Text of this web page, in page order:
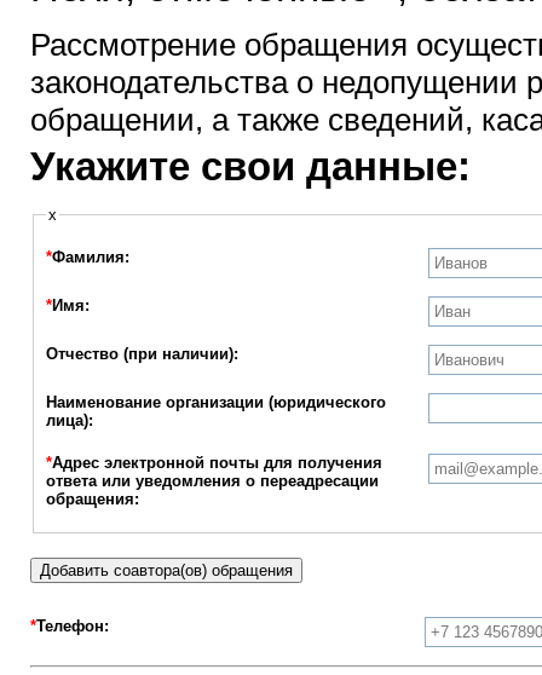
Рассмотрение обращения
законодательства о
обращении, а также сведений,
Укажите свои данные:
x
*Фамилия:
*Имя:
Отчество (при наличии):
Наименование организации (юридического
лица):
*Адрес электронной почты для получения
ответа или уведомления о переадресации
обращения:
Добавить соавтора(ов) обращения
*Телефон: